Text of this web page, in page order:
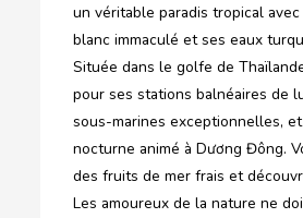
un véritable paradis tropical
blanc immaculé et ses eaux
Située dans le golfe de
pour ses stations balnéaires de
sous-marines exceptionnelles,
nocturne animé à Dương Đông.
des fruits de mer frais et
Les amoureux de la nature ne